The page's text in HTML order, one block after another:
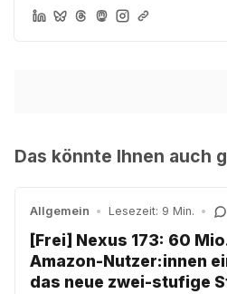
Das könnte Ihnen auch
Allgemein • Lesezeit: 9 Min. •
[Frei] Nexus 173: 60
Amazon-Nutzer:innen
das neue zwei-stufige